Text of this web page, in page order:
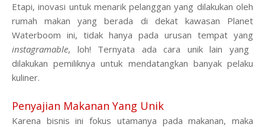
Etapi, inovasi untuk menarik pelangganyang dilakukan oleh
rumah makan yang berada di dekat kawasan Planet
Waterboom ini, tidak hanya pada urusan tempat yang
instagramable, loh! Ternyata ada cara unik lain yang
dilakukan pemiliknya untuk mendatangkan banyak pelaku
kuliner.
Penyajian Makanan Yang Unik
Karena bisnis ini fokus utamanya pada makanan, maka